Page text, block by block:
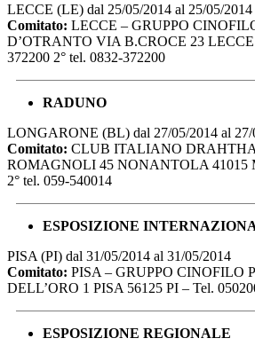
LECCE (LE) dal 25/05/2014 al 25/05/2014
Comitato: LECCE – GRUPPO
D’OTRANTO VIA B.CROCE 23 LECCE
372200 2° tel. 0832-372200
RADUNO
LONGARONE (BL) dal 27/05/2014 al 27/
Comitato: CLUB ITALIANO
ROMAGNOLI 45 NONANTOLA 41015
2° tel. 059-540014
ESPOSIZIONE
PISA (PI) dal 31/05/2014 al 31/05/2014
Comitato: PISA – GRUPPO CINOFILO
DELL’ORO 1 PISA 56125 PI – Tel.
ESPOSIZIONE REGIONALE